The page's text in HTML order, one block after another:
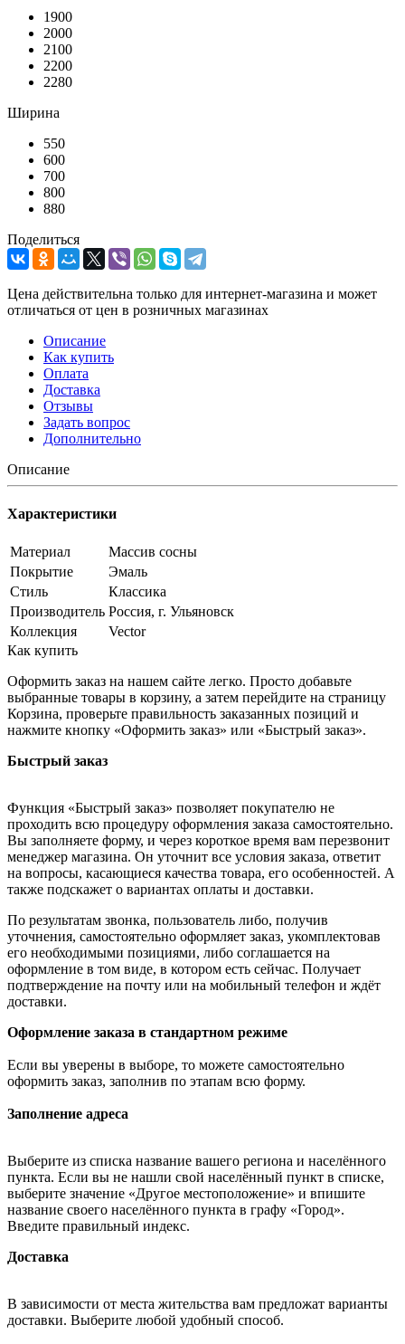
1900
2000
2100
2200
2280
Ширина
550
600
700
800
880
Поделиться
Цена действительна только для интернет-магазина и может
отличаться от цен в розничных магазинах
Описание
Как купить
Оплата
Доставка
Отзывы
Задать вопрос
Дополнительно
Описание
Характеристики
Материал
Массив сосны
Покрытие
Эмаль
Стиль
Классика
Производитель Россия, г. Ульяновск
Коллекция
Vector
Как купить
Оформить заказ на нашем сайте легко. Просто добавьте
выбранные товары в корзину, а затем перейдите на страницу
Корзина, проверьте правильность заказанных позиций и
нажмите кнопку «Оформить заказ» или «Быстрый заказ».
Быстрый заказ
Функция «Быстрый заказ» позволяет покупателю не
проходить всю процедуру оформления заказа самостоятельно.
Вы заполняете форму, и через короткое время вам перезвонит
менеджер магазина. Он уточнит все условия заказа, ответит
на вопросы, касающиеся качества товара, его особенностей. А
также подскажет о вариантах оплаты и доставки.
По результатам звонка, пользователь либо, получив
уточнения, самостоятельно оформляет заказ, укомплектовав
его необходимыми позициями, либо соглашается на
оформление в том виде, в котором есть сейчас. Получает
подтверждение на почту или на мобильный телефон и ждёт
доставки.
Оформление заказа в стандартном режиме
Если вы уверены в выборе, то можете самостоятельно
оформить заказ, заполнив по этапам всю форму.
Заполнение адреса
Выберите из списка название вашего региона и населённого
пункта. Если вы не нашли свой населённый пункт в списке,
выберите значение «Другое местоположение» и впишите
название своего населённого пункта в графу «Город».
Введите правильный индекс.
Доставка
В зависимости от места жительства вам предложат варианты
доставки. Выберите любой удобный способ.